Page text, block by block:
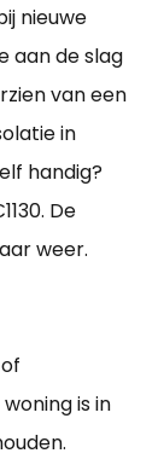
nieuwe
aan de slag
van een
in
handig?
De
weer.
is in